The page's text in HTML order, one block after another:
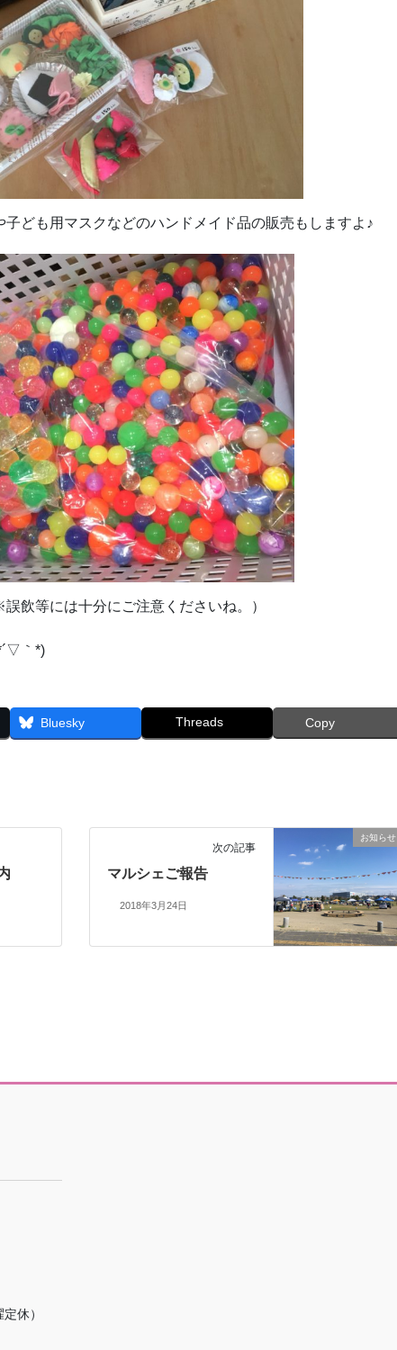
ども用マスクなどのハンドメイド品の販売もしますよ♪
飲等には十分にご注意くださいね。）
｀*)
Bluesky Threads Copy
お知らせ
次の記事
マルシェご報告
2018年3月24日
休）